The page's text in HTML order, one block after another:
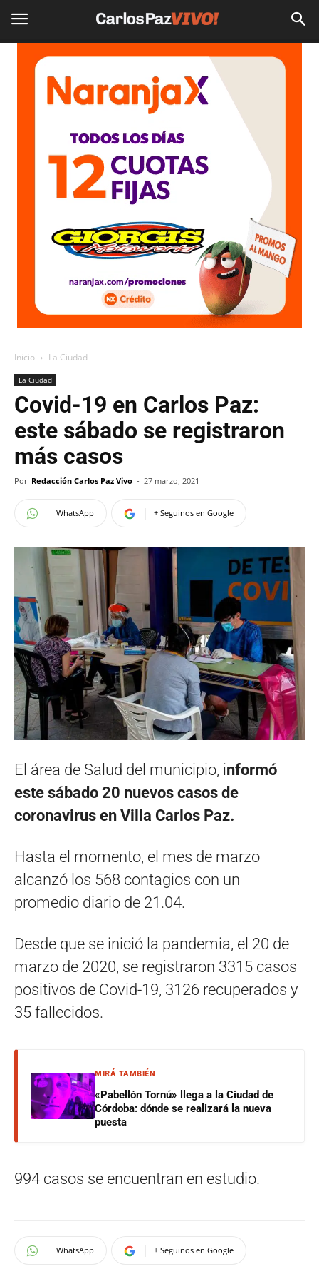
Inicio La Ciudad
La Ciudad
Covid-19 en Carlos Paz:
este sábado se registraron
más casos
Por Redacción Carlos Paz Vivo - 27 marzo, 2021
WhatsApp + Seguinos en Google
El área de Salud del municipio, informó
este sábado 20 nuevos casos de
coronavirus en Villa Carlos Paz.
Hasta el momento, el mes de marzo
alcanzó los 568 contagios con un
promedio diario de 21.04.
Desde que se inició la pandemia, el 20 de
marzo de 2020, se registraron 3315 casos
positivos de Covid-19, 3126 recuperados y
35 fallecidos.
MIRÁ TAMBIÉN
«Pabellón Tornú» llega a la Ciudad de
Córdoba: dónde se realizará la nueva
puesta
994 casos se encuentran en estudio.
WhatsApp + Seguinos en Google